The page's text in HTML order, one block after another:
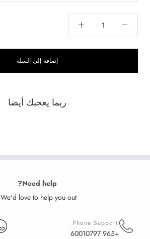
إضافة إلى السلة
ربما يعجبك أيضا
Need help?
We'd love to help you out!
Phone Support
+965 60010797